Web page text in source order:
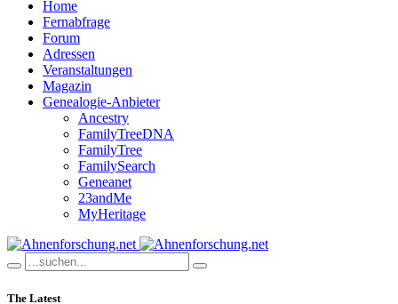
Home
Fernabfrage
Forum
Adressen
Veranstaltungen
Magazin
Genealogie-Anbieter
Ancestry
FamilyTreeDNA
FamilyTree
FamilySearch
Geneanet
23andMe
MyHeritage
The Latest